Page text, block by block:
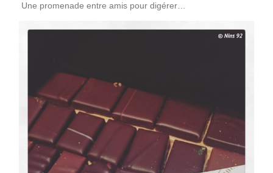
Une promenade entre amis pour digérer…